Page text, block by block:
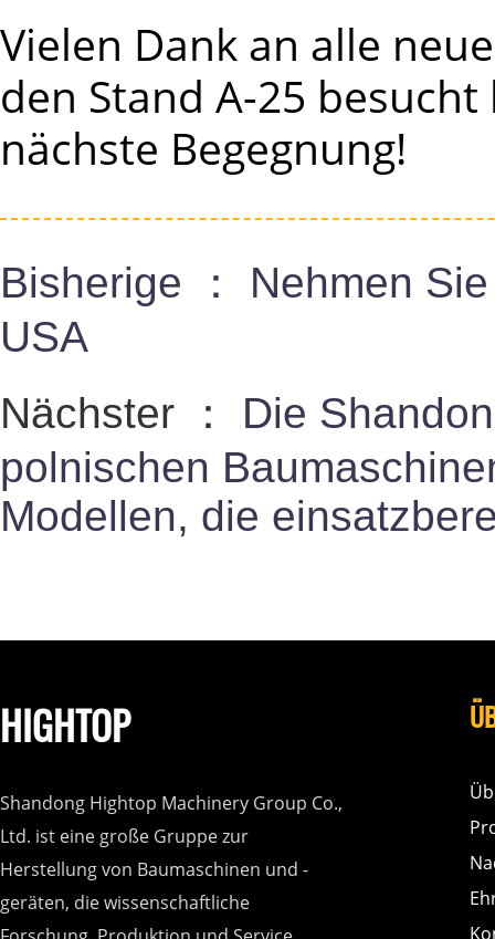
Vielen Dank an alle
den Stand A-25
nächste Begegnung!
Bisherige ： Nehmen
USA
Nächster ： Die
polnischen
Modellen, die
HIGHTOP
Shandong Hightop Machinery Group Co.,
Ltd. ist eine große Gruppe zur
Herstellung von Baumaschinen und -
geräten, die wissenschaftliche